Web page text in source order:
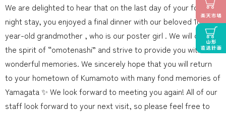
We are delighted to hear that on the last day of your four-
night stay, you enjoyed a final dinner with our beloved 100-
year-old grandmother , who is our poster girl ️. We will cherish
the spirit of “omotenashi” and strive to provide you with
wonderful memories. We sincerely hope that you will return
to your hometown of Kumamoto with many fond memories of
Yamagata ✨ We look forward to meeting you again! All of our
staff look forward to your next visit, so please feel free to